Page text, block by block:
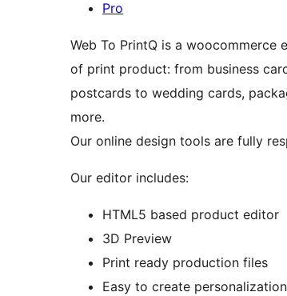
Pro
Web To PrintQ is a
of print product: from business
postcards to wedding cards,
more.
Our online design tools are fully
Our editor includes:
HTML5 based product editor
3D Preview
Print ready production files
Easy to create